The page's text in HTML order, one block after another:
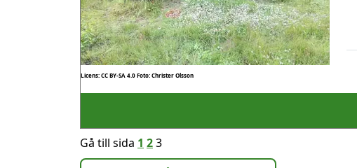
Licens: CC BY-SA 4.0Foto: Christer Olsson
Gå till sida 1 23